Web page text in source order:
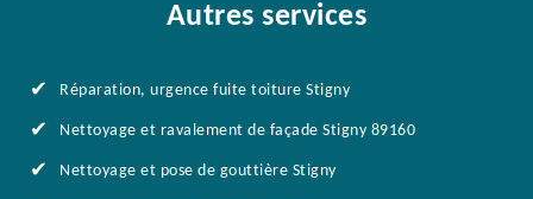
Autres services
Réparation, urgence fuite toiture Stigny
Nettoyage et ravalement de façade Stigny 89160
Nettoyage et pose de gouttière Stigny